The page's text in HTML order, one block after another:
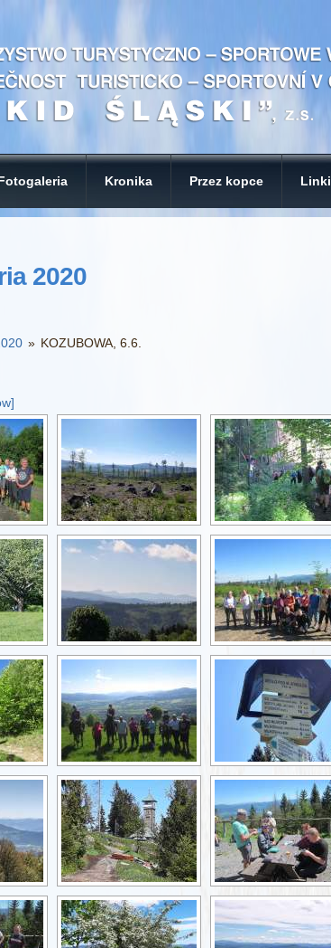
Kronika Przez kopce Linki
2020
» KOZUBOWA, 6.6.